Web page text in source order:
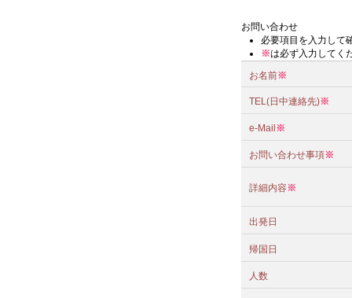
お問い合わせ
必要項目を入力して
※は必ず入力してく
お名前※
TEL(日中連絡先)※
e-Mail ※
お問い合わせ事項※
詳細内容※
出発日
帰国日
人数